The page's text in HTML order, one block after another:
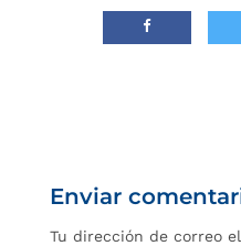
Enviar
Tu dirección de correo